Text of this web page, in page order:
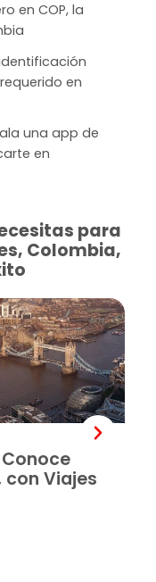
en COP, la
en
una app de
en
para
Colombia,
con Viajes